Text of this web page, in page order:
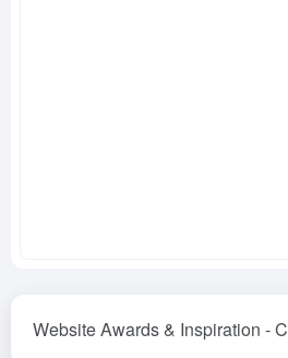
Website Awards & Inspiration -